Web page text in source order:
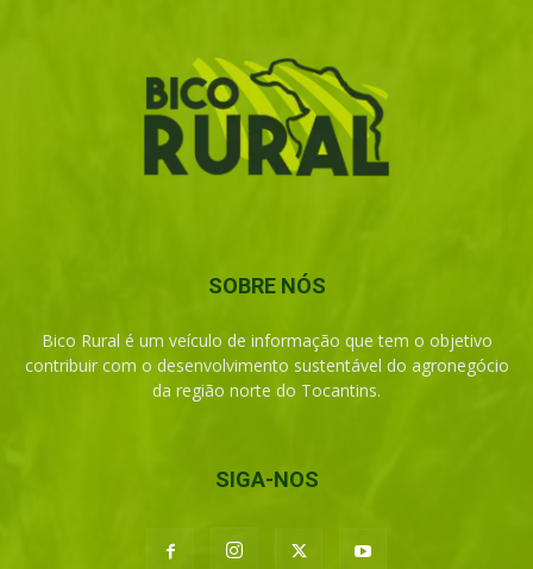
SOBRE NÓS
Bico Rural é um veículo de informação que tem o objetivo
contribuir com o desenvolvimento sustentável do agronegócio
da região norte do Tocantins.
SIGA-NOS